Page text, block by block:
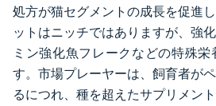
処方が猫セグメントの成長を促進
ットはニッチではありますが、強
ミン強化魚フレークなどの特殊栄
す。市場プレーヤーは、飼育者が
るにつれ、種を超えたサプリメン